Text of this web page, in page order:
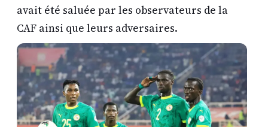
avait été saluée par les observateurs de la
CAF ainsi que leurs adversaires.